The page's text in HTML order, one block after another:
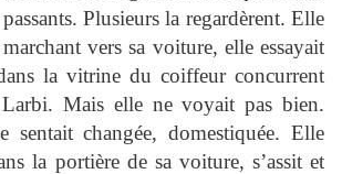
Plusieurs la regardèrent. Elle
vers sa voiture, elle essayait
la vitrine du coiffeur concurrent
Mais elle ne voyait pas bien.
sentait changée, domestiquée. Elle
la portière de sa voiture, s’assit et